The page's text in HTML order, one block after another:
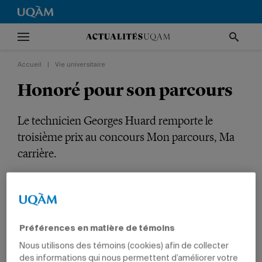
Accueil Vie universitaire
Honoré pour son parcours
Le technicien Georges Huard remporte le
troisième prix au concours Mon parcours, Ma
carrière.
SCIENCES
Préférences en matière de témoins
Nous utilisons des témoins (cookies) afin de collecter
des informations qui nous permettent d’améliorer votre